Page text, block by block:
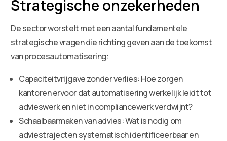
Strategische onzekerheden
De sector worstelt met een aantal fundamentele
strategische vragen die richting geven aan de toekomst
van procesautomatisering:
Capaciteitvrijgave zonder verlies: Hoe zorgen
kantoren ervoor dat automatisering werkelijk leidt tot
advieswerk en niet in compliancewerk verdwijnt?
Schaalbaarmaken van advies: Wat is nodig om
adviestrajecten systematisch identificeerbaar en